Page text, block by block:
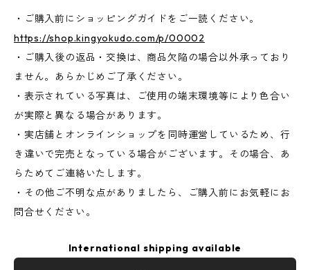
・ご購入前にショッピングガイドをご一読ください。
https://shop.kingyokudo.com/p/00002
・ご購入後の返品・交換は、商品欠陥の場合以外承っており
ません。あらかじめご了承ください。
・表示されている写真は、ご使用の端末環境等により色合い
が実際と異なる場合があります。
・実店舗とオンラインショップを同時運営しているため、行
き違いで完売となっている場合がございます。その場合、あ
らためてご連絡いたします。
・その他ご不明な点がありましたら、ご購入前にお気軽にお
問合せください。
International shipping available